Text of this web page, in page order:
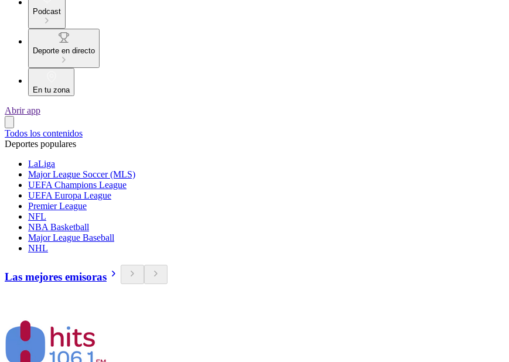
Podcast
Deporte en directo
En tu zona
Abrir app
Todos los contenidos
Deportes populares
LaLiga
Major League Soccer (MLS)
UEFA Champions League
UEFA Europa League
Premier League
NFL
NBA Basketball
Major League Baseball
NHL
Las mejores emisoras